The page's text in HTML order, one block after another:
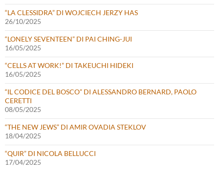
“LA CLESSIDRA” DI WOJCIECH JERZY HAS
26/10/2025
“LONELY SEVENTEEN” DI PAI CHING-JUI
16/05/2025
“CELLS AT WORK!” DI TAKEUCHI HIDEKI
16/05/2025
“IL CODICE DEL BOSCO” DI ALESSANDRO BERNARD, PAOLO
CERETTI
08/05/2025
“THE NEW JEWS” DI AMIR OVADIA STEKLOV
18/04/2025
“QUIR” DI NICOLA BELLUCCI
17/04/2025